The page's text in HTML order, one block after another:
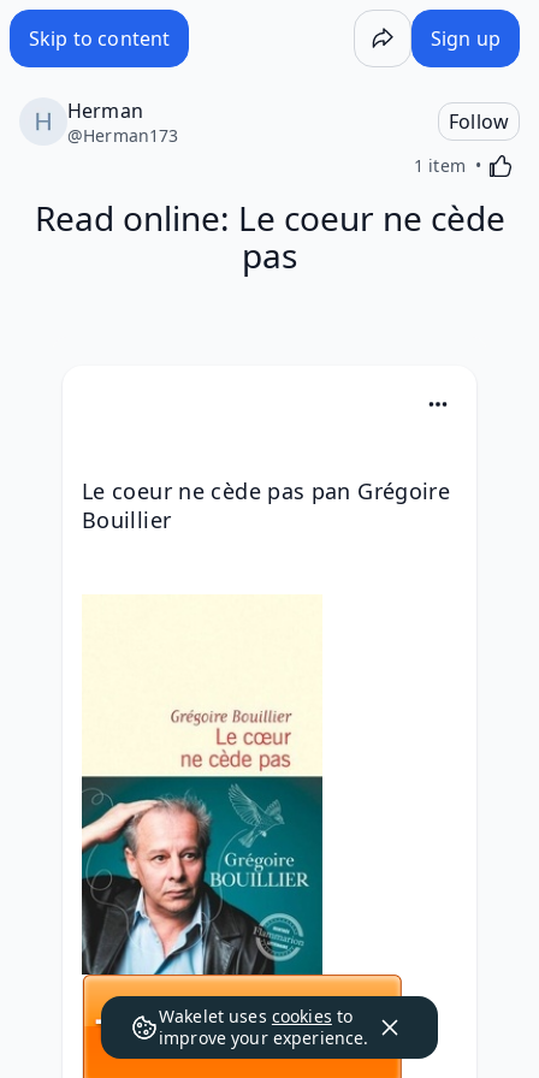
Skip to content Sign up
Herman
@Herman173
Follow
1 item
Read online: Le coeur ne cède
pas
Le coeur ne cède pas pan Grégoire
Bouillier
Wakelet uses cookies to
improve your experience.